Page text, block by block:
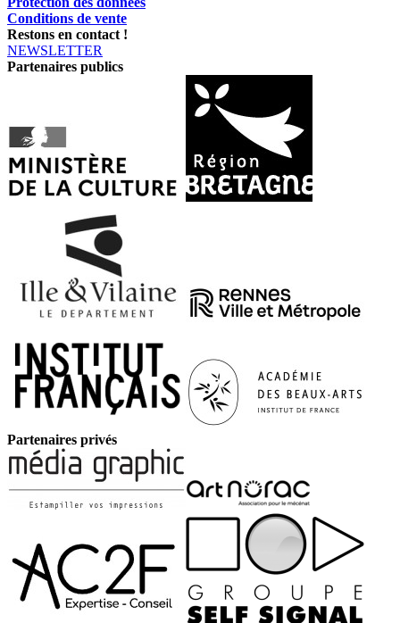
Conditions de vente
Restons en contact !
NEWSLETTER
Partenaires publics
Partenaires privés